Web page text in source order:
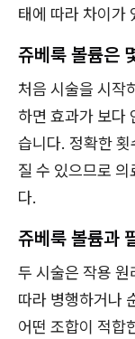
태에 따라 차이가
쥬베룩 볼륨은
처음 시술을 시작
하면 효과가 보다
습니다. 정확한
질 수 있으므로
다.
쥬베룩 볼륨과
두 시술은 작용
따라 병행하거나
어떤 조합이 적합